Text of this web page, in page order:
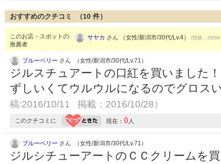
おすすめのクチコミ （10 件）
このお店・スポットの
推薦者
サヤカ さん （女性/新潟市/30代/Lv.4） (投稿：
ブルーベリー さん （女性/新潟市/30代/Lv.71）
ジルスチュアートの口紅を買いました
ずしいくてウルウルになるのでグロス
稿:2016/10/11 掲載：2016/10/28）
このクチコミに 現在： 0人
ブルーベリー さん （女性/新潟市/30代/Lv.71）
ジルシチューアートのＣＣクリームを